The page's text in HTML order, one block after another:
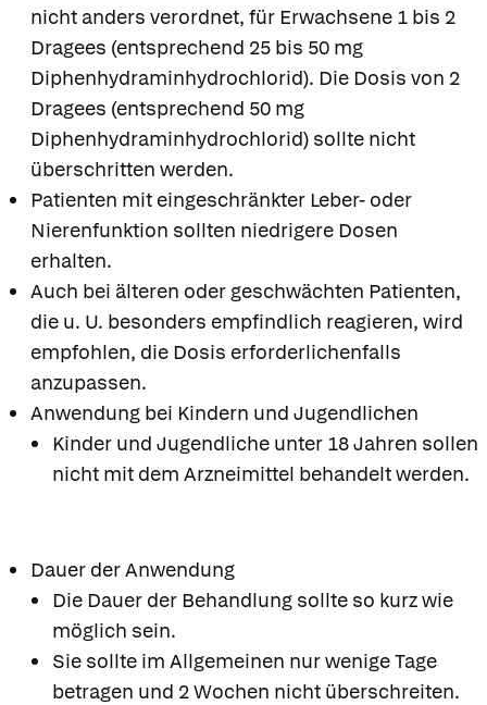
nicht anders verordnet, für Erwachsene 1 bis 2
Dragees (entsprechend 25 bis 50 mg
Diphenhydraminhydrochlorid). Die Dosis von 2
Dragees (entsprechend 50 mg
Diphenhydraminhydrochlorid) sollte nicht
überschritten werden.
Patienten mit eingeschränkter Leber- oder
Nierenfunktion sollten niedrigere Dosen
erhalten.
Auch bei älteren oder geschwächten Patienten,
die u. U. besonders empfindlich reagieren, wird
empfohlen, die Dosis erforderlichenfalls
anzupassen.
Anwendung bei Kindern und Jugendlichen
Kinder und Jugendliche unter 18 Jahren sollen
nicht mit dem Arzneimittel behandelt werden.
Dauer der Anwendung
Die Dauer der Behandlung sollte so kurz wie
möglich sein.
Sie sollte im Allgemeinen nur wenige Tage
betragen und 2 Wochen nicht überschreiten.